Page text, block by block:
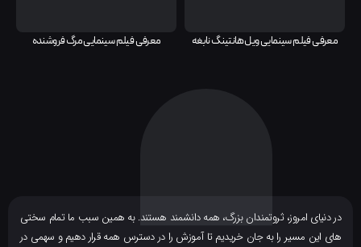
معرفی فیلم سینمایی ویل هانتینگ نابغه معرفی فیلم سینمایی مرگ فروشنده
دنیای امروز، ثروتمندان بزرگ، همه دانشمند هستند. به همین سبب ما تمام سختی
این مسیر را به جان خریدیم تا آموزش را در دسترس همه قرار دهیم و سهمی در